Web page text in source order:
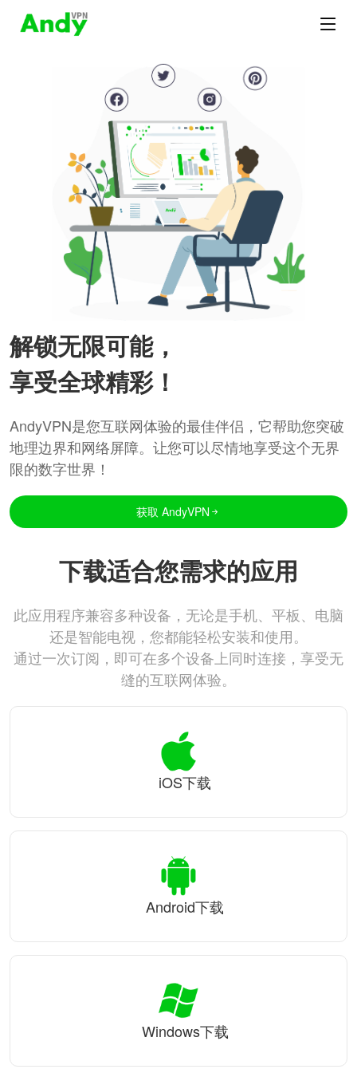
解锁无限可能，
享受全球精彩！
AndyVPN是您互联网体验的最佳伴侣，它帮助您突破
地理边界和网络屏障。让您可以尽情地享受这个无界
限的数字世界！
获取 AndyVPN
下载适合您需求的应用
此应用程序兼容多种设备，无论是手机、平板、电脑
还是智能电视，您都能轻松安装和使用。
通过一次订阅，即可在多个设备上同时连接，享受无
缝的互联网体验。
iOS下载
Android下载
Windows下载